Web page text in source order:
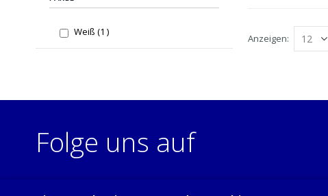
Anzeigen
Weiß 1 item
Folge uns auf